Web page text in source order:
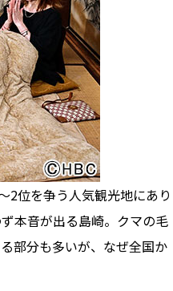
2位を争う人気観光地にあり
本音が出る島崎。クマの毛
部分も多いが、なぜ全国か